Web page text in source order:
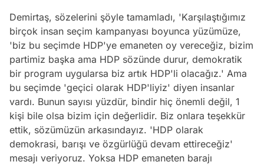
Demirtaş, sözelerini şöyle tamamladı, 'Karşılaştığımız
birçok insan seçim kampanyası boyunca yüzümüze,
'biz bu seçimde HDP'ye emaneten oy vereceğiz, bizim
partimiz başka ama HDP sözünde durur, demokratik
bir program uygularsa biz artık HDP'li olacağız.' Ama
bu seçimde 'geçici olarak HDP'liyiz' diyen insanlar
vardı. Bunun sayısı yüzdür, bindir hiç önemli değil, 1
kişi bile olsa bizim için değerlidir. Biz onlara teşekkür
ettik, sözümüzün arkasındayız. 'HDP olarak
demokrasi, barışı ve özgürlüğü devam ettireceğiz'
mesajı veriyoruz. Yoksa HDP emaneten barajı